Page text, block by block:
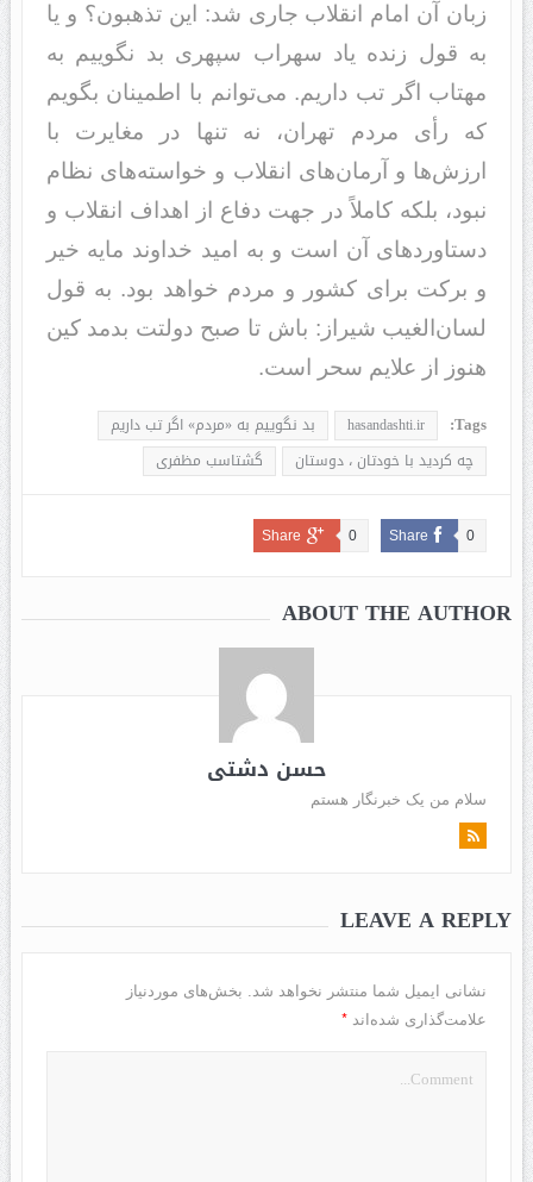
زبان آن امام انقلاب جاری شد: ‌‌‌این تذهبون؟ ‌‌‌و یا
به قول زنده یاد سهراب سپهری‌‌‌ بد نگوییم به
مهتاب اگر تب داریم‌‌‌. می‌توانم با اطمینان بگویم
که رأی مردم تهران، نه تنها در مغایرت با
ارزش‌ها و آرمان‌های انقلاب و خواسته‌های نظام
نبود، بلکه کاملاً در جهت دفاع از اهداف انقلاب و
دستاوردهای آن است و به امید خداوند مایه خیر
و برکت برای کشور و مردم خواهد بود. به قول
لسان‌الغیب شیراز: ‌‌‌باش تا صبح دولتت بدمد کین
هنوز از علایم سحر است‌‌‌.
Tags:
hasandashti.ir
بد نگوییم به «مردم» اگر تب داریم
چه كرديد با خودتان ، دوستان
گشتاسب مظفری
Share 0
Share 0
ABOUT THE AUTHOR
حسن دشتی
سلام من یک خبرنگار هستم
LEAVE A REPLY
نشانی ایمیل شما منتشر نخواهد شد. بخش‌های موردنیاز
علامت‌گذاری شده‌اند *